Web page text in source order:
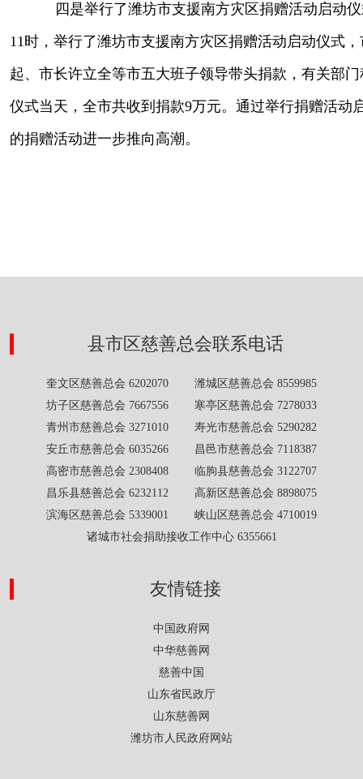
四是举行了潍坊市支援南方灾区捐赠活动启动
11时，举行了潍坊市支援南方灾区捐赠活动启动仪式
起、市长许立全等市五大班子领导带头捐款，有关部
仪式当天，全市共收到捐款9万元。通过举行捐赠活动
的捐赠活动进一步推向高潮。
县市区慈善总会联系电话
奎文区慈善总会 6202070 潍城区慈善总会 8559985
坊子区慈善总会 7667556 寒亭区慈善总会 7278033
青州市慈善总会 3271010 寿光市慈善总会 5290282
安丘市慈善总会 6035266 昌邑市慈善总会 7118387
高密市慈善总会 2308408 临朐县慈善总会 3122707
昌乐县慈善总会 6232112 高新区慈善总会 8898075
滨海区慈善总会 5339001 峡山区慈善总会 4710019
诸城市社会捐助接收工作中心 6355661
友情链接
中国政府网
中华慈善网
慈善中国
山东省民政厅
山东慈善网
潍坊市人民政府网站